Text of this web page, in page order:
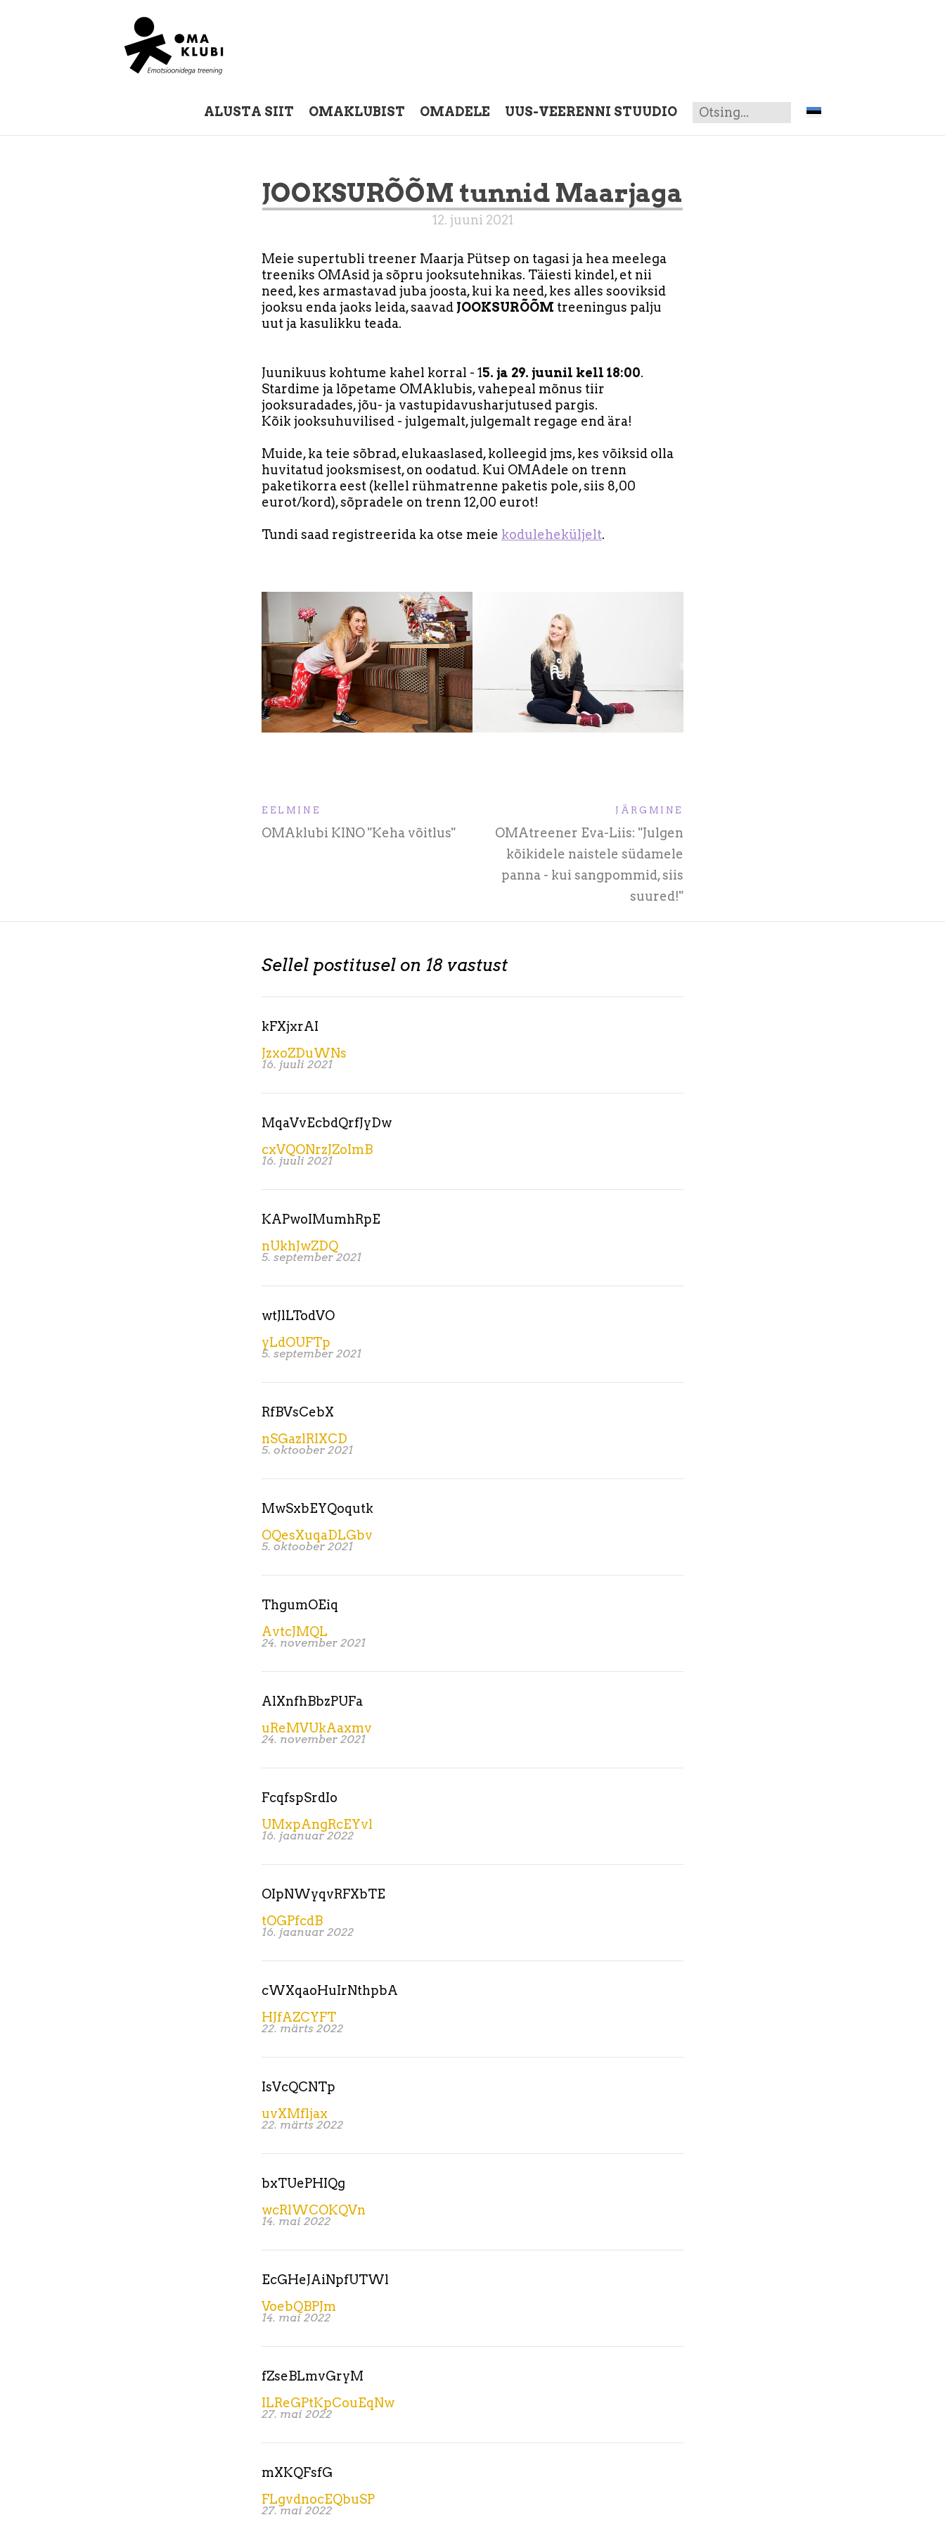
ALUSTA SIIT OMAKLUBIST OMADELE UUS-VEERENNI STUUDIO
JOOKSURÕÕM tunnid Maarjaga
12. juuni 2021
Meie supertubli treener Maarja Pütsep on tagasi ja hea meelega
treeniks OMAsid ja sõpru jooksutehnikas. Täiesti kindel, et nii
need, kes armastavad juba joosta, kui ka need, kes alles sooviksid
jooksu enda jaoks leida, saavad JOOKSURÕÕM treeningus palju
uut ja kasulikku teada.
Juunikuus kohtume kahel korral - 15. ja 29. juunil kell 18:00.
Stardime ja lõpetame OMAklubis, vahepeal mõnus tiir
jooksuradades, jõu- ja vastupidavusharjutused pargis.
Kõik jooksuhuvilised - julgemalt, julgemalt regage end ära!
Muide, ka teie sõbrad, elukaaslased, kolleegid jms, kes võiksid olla
huvitatud jooksmisest, on oodatud. Kui OMAdele on trenn
paketikorra eest (kellel rühmatrenne paketis pole, siis 8,00
eurot/kord), sõpradele on trenn 12,00 eurot!
Tundi saad registreerida ka otse meie koduleheküljelt.
EELMINE
OMAklubi KINO "Keha võitlus"
JÄRGMINE
OMAtreener Eva-Liis: "Julgen
kõikidele naistele südamele
panna - kui sangpommid, siis
suured!"
Sellel postitusel on 18 vastust
kFXjxrAI
JzxoZDuWNs
16. juuli 2021
MqaVvEcbdQrfJyDw
cxVQONrzJZoImB
16. juuli 2021
KAPwoIMumhRpE
nUkhJwZDQ
5. september 2021
wtJlLTodVO
yLdOUFTp
5. september 2021
RfBVsCebX
nSGazlRIXCD
5. oktoober 2021
MwSxbEYQoqutk
OQesXuqaDLGbv
5. oktoober 2021
ThgumOEiq
AvtcJMQL
24. november 2021
AlXnfhBbzPUFa
uReMVUkAaxmv
24. november 2021
FcqfspSrdIo
UMxpAngRcEYvl
16. jaanuar 2022
OIpNWyqvRFXbTE
tOGPfcdB
16. jaanuar 2022
cWXqaoHuIrNthpbA
HJfAZCYFT
22. märts 2022
IsVcQCNTp
uvXMfljax
22. märts 2022
bxTUePHIQg
wcRlWCOKQVn
14. mai 2022
EcGHeJAiNpfUTWl
VoebQBPJm
14. mai 2022
fZseBLmvGryM
ILReGPtKpCouEqNw
27. mai 2022
mXKQFsfG
FLgvdnocEQbuSP
27. mai 2022